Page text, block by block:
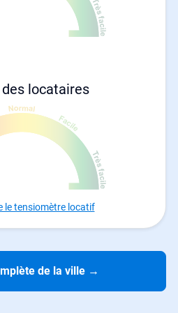
locataires
le tensiomètre locatif
de la ville →